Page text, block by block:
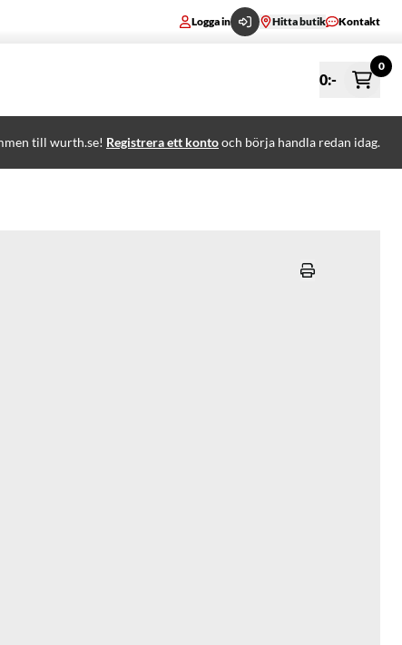
Logga in Hitta butik Kontakt
0:-
0
till wurth.se! Registrera ett kontooch börja handla redan idag.